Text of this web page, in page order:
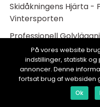
Skidåkningens Hjärta -
Vintersporten
Professionell
Ett Perfekt Golv
Bröllopsfotografering:
Största Dag
Värmepumpar i
På vores website
indstillinger, statistik
annoncer. Denne
fortsat brug af websiden
Ok